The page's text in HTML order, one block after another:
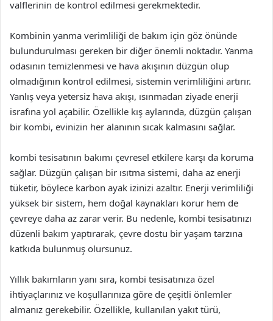
valflerinin de kontrol edilmesi gerekmektedir.
Kombinin yanma verimliliği de bakım için göz önünde
bulundurulması gereken bir diğer önemli noktadır. Yanma
odasının temizlenmesi ve hava akışının düzgün olup
olmadığının kontrol edilmesi, sistemin verimliliğini artırır.
Yanlış veya yetersiz hava akışı, ısınmadan ziyade enerji
israfına yol açabilir. Özellikle kış aylarında, düzgün çalışan
bir kombi, evinizin her alanının sıcak kalmasını sağlar.
kombi tesisatının bakımı çevresel etkilere karşı da koruma
sağlar. Düzgün çalışan bir ısıtma sistemi, daha az enerji
tüketir, böylece karbon ayak izinizi azaltır. Enerji verimliliği
yüksek bir sistem, hem doğal kaynakları korur hem de
çevreye daha az zarar verir. Bu nedenle, kombi tesisatınızı
düzenli bakım yaptırarak, çevre dostu bir yaşam tarzına
katkıda bulunmuş olursunuz.
Yıllık bakımların yanı sıra, kombi tesisatınıza özel
ihtiyaçlarınız ve koşullarınıza göre de çeşitli önlemler
almanız gerekebilir. Özellikle, kullanılan yakıt türü,